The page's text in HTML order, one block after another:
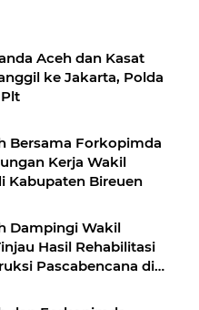
Aceh dan Kasat
ke Jakarta, Polda
Bersama Forkopimda
Kerja Wakil
Kabupaten Bireuen
Dampingi Wakil
Hasil Rehabilitasi
Pascabencana di